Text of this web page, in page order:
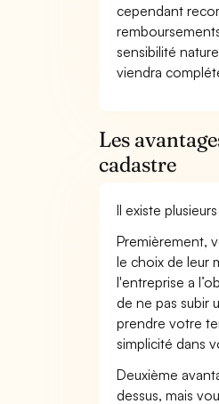
cependant
sensibilité
viendra
Les
cadastre
Il existe
Premièrement,
le choix de leur
l'entreprise a
de ne pas subir
prendre votre
simplicité dans
Deuxième
dessus, mais